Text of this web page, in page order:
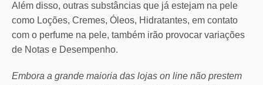
Além disso, outras substâncias que já estejam na pele
como Loções, Cremes, Óleos, Hidratantes, em contato
com o perfume na pele, também irão provocar variações
de Notas e Desempenho.
Embora a grande maioria das lojas on line não prestem